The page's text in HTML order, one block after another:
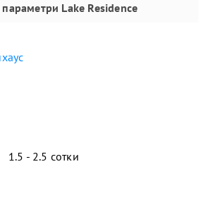
параметри Lake Residence
1.5 - 2.5 сотки